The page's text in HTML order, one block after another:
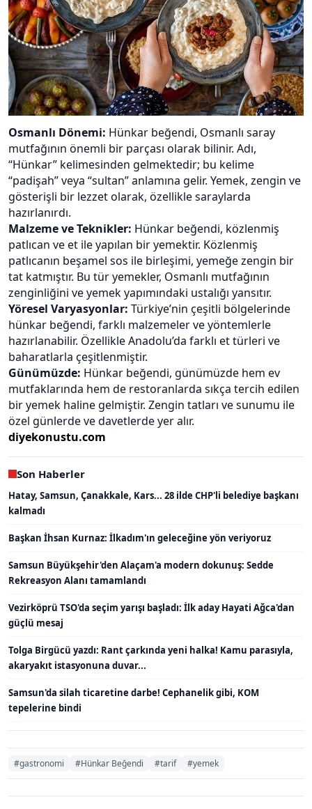
Osmanlı Dönemi: Hünkar beğendi, Osmanlı saray
mutfağının önemli bir parçası olarak bilinir. Adı,
“Hünkar” kelimesinden gelmektedir; bu kelime
“padişah” veya “sultan” anlamına gelir. Yemek, zengin ve
gösterişli bir lezzet olarak, özellikle saraylarda
hazırlanırdı.
Malzeme ve Teknikler: Hünkar beğendi, közlenmiş
patlıcan ve et ile yapılan bir yemektir. Közlenmiş
patlıcanın beşamel sos ile birleşimi, yemeğe zengin bir
tat katmıştır. Bu tür yemekler, Osmanlı mutfağının
zenginliğini ve yemek yapımındaki ustalığı yansıtır.
Yöresel Varyasyonlar: Türkiye’nin çeşitli bölgelerinde
hünkar beğendi, farklı malzemeler ve yöntemlerle
hazırlanabilir. Özellikle Anadolu’da farklı et türleri ve
baharatlarla çeşitlenmiştir.
Günümüzde: Hünkar beğendi, günümüzde hem ev
mutfaklarında hem de restoranlarda sıkça tercih edilen
bir yemek haline gelmiştir. Zengin tatları ve sunumu ile
özel günlerde ve davetlerde yer alır.
diyekonustu.com
Son Haberler
Hatay, Samsun, Çanakkale, Kars... 28 ilde CHP'li belediye başkanı
kalmadı
Başkan İhsan Kurnaz: İlkadım'ın geleceğine yön veriyoruz
Samsun Büyükşehir'den Alaçam'a modern dokunuş: Sedde
Rekreasyon Alanı tamamlandı
Vezirköprü TSO'da seçim yarışı başladı: İlk aday Hayati Ağca'dan
güçlü mesaj
Tolga Birgücü yazdı: Rant çarkında yeni halka! Kamu parasıyla,
akaryakıt istasyonuna duvar...
Samsun'da silah ticaretine darbe! Cephanelik gibi, KOM
tepelerine bindi
#gastronomi #Hünkar Beğendi #tarif #yemek